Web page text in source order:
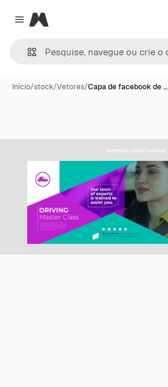
Close menu
Magnific
Início/stock/Vetores/Capa de facebook de …